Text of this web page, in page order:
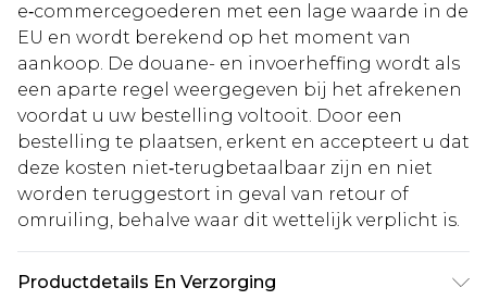
e‑commercegoederen met een lage waarde in de
EU en wordt berekend op het moment van
aankoop. De douane- en invoerheffing wordt als
een aparte regel weergegeven bij het afrekenen
voordat u uw bestelling voltooit. Door een
bestelling te plaatsen, erkent en accepteert u dat
deze kosten niet‑terugbetaalbaar zijn en niet
worden teruggestort in geval van retour of
omruiling, behalve waar dit wettelijk verplicht is.
Productdetails En Verzorging